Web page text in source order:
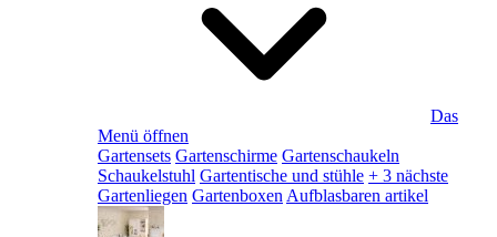
Das
Menü öffnen
Gartensets Gartenschirme Gartenschaukeln
Schaukelstuhl Gartentische und stühle + 3 nächste
Gartenliegen Gartenboxen Aufblasbaren artikel